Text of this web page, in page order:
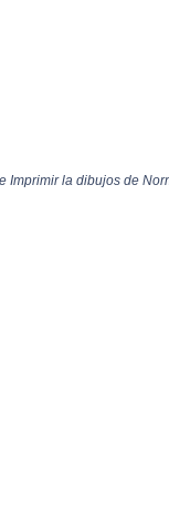
Imprimir la dibujos de